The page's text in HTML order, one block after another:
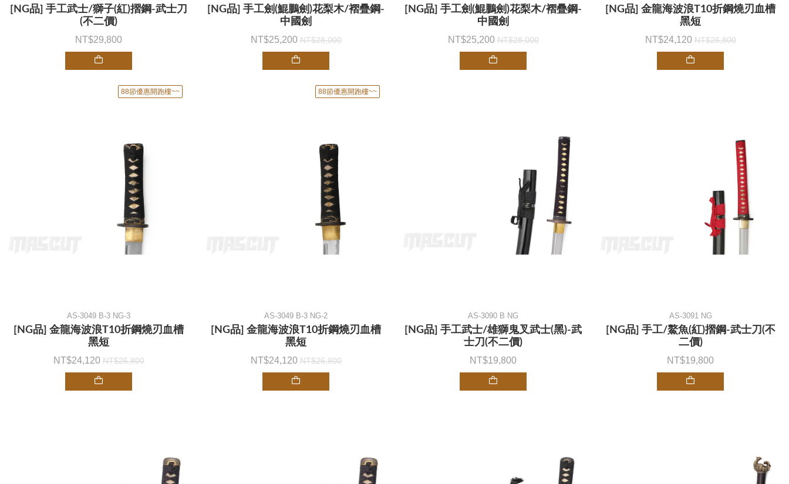
[NG品] 手工武士/獅子(紅)摺鋼-武士刀
(不二價)
29,800
[NG品] 手工劍(鯤鵬劍)花梨木/褶疊鋼-
中國劍
25,200 28,000
[NG品] 手工劍(鯤鵬劍)花梨木/褶疊鋼-
中國劍
25,200 28,000
[NG品] 金龍海波浪T10折鋼燒刃血槽
黑短
24,120 26,800
88節優惠開跑樓~~
AS-3049 B-3 NG-3
[NG品] 金龍海波浪T10折鋼燒刃血槽
黑短
24,120 26,800
88節優惠開跑樓~~
AS-3049 B-3 NG-2
[NG品] 金龍海波浪T10折鋼燒刃血槽
黑短
24,120 26,800
AS-3090 B NG
[NG品] 手工武士/雄獅鬼叉武士(黑)-武
士刀(不二價)
19,800
AS-3091 NG
[NG品] 手工/鰲魚(紅)摺鋼-武士刀(不
二價)
19,800